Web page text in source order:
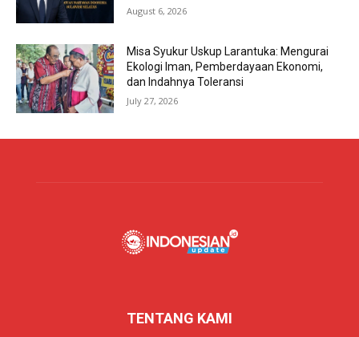
August 6, 2026
Misa Syukur Uskup Larantuka: Mengurai
Ekologi Iman, Pemberdayaan Ekonomi,
dan Indahnya Toleransi
July 27, 2026
TENTANG KAMI